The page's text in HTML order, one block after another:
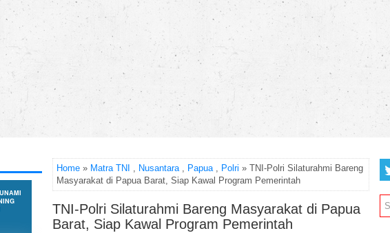
Home » Matra TNI , Nusantara, Papua, Polri » TNI-Polri Silaturahmi Bareng
Masyarakat di Papua Barat, Siap Kawal Program Pemerintah
TNI-Polri Silaturahmi Bareng Masyarakat di Papua
Barat, Siap Kawal Program Pemerintah